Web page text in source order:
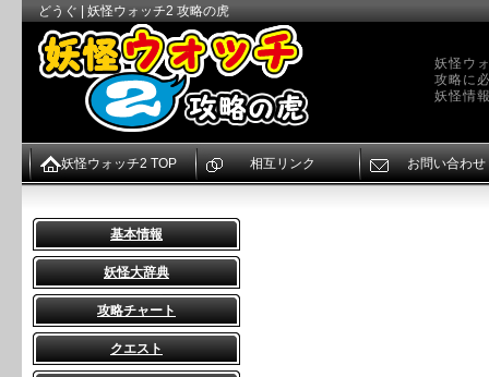
どうぐ | 妖怪ウォッチ2 攻略の虎
妖怪ウ
攻略に
妖怪情
基本情報
妖怪大辞典
攻略チャート
クエスト
妖怪ウォッチ2 TOP 相互リンク お問い合わせ